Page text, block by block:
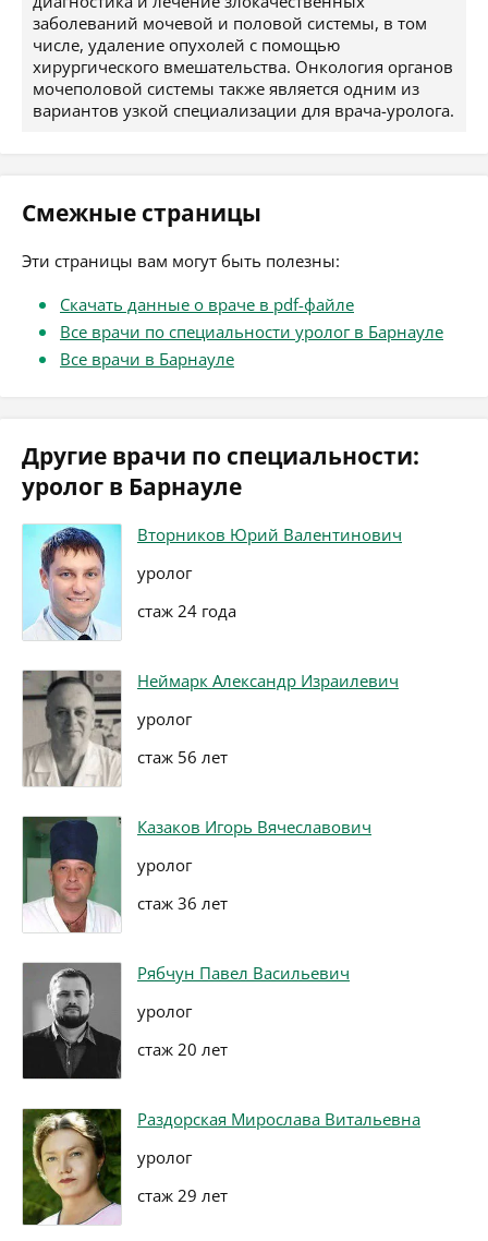
заболеваний мочевой и половой системы, в том
числе, удаление опухолей с помощью
хирургического вмешательства. Онкология органов
мочеполовой системы также является одним из
вариантов узкой специализации для врача-уролога.
Смежные страницы
Эти страницы вам могут быть полезны:
Скачать данные о враче в pdf-файле
Все врачи по специальности уролог в Барнауле
Все врачи в Барнауле
Другие врачи по специальности:
уролог в Барнауле
Вторников Юрий Валентинович
уролог
стаж 24 года
Неймарк Александр Израилевич
уролог
стаж 56 лет
Казаков Игорь Вячеславович
уролог
стаж 36 лет
Рябчун Павел Васильевич
уролог
стаж 20 лет
Раздорская Мирослава Витальевна
уролог
стаж 29 лет